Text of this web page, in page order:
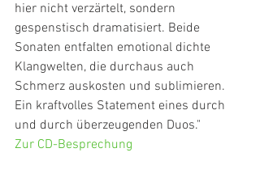
hier nicht verzärtelt, sondern
gespenstisch dramatisiert. Beide
Sonaten entfalten emotional dichte
Klangwelten, die durchaus auch
Schmerz auskosten und sublimieren.
Ein kraftvolles Statement eines durch
und durch überzeugenden Duos."
Zur CD-Besprechung